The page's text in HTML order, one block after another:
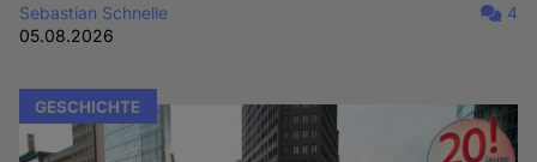
Sebastian Schnelle
05.08.2026
4
GESCHICHTE